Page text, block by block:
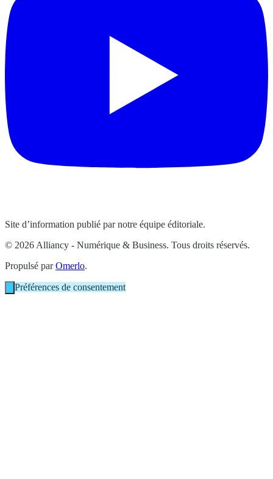
Site d’information publié par notre équipe éditoriale.
© 2026 Alliancy - Numérique & Business. Tous droits réservés.
Propulsé parOmerlo.
Préférences de consentement